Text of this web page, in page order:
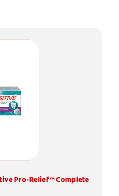
Pro-Relief™ Complete